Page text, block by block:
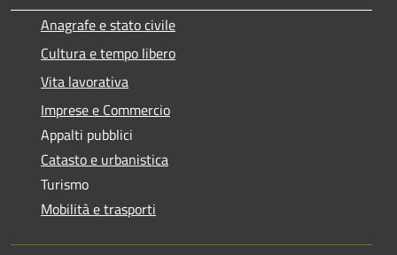
Anagrafe e stato civile
Cultura e tempo libero
Vita lavorativa
Imprese e Commercio
Appalti pubblici
Catasto e urbanistica
Turismo
Mobilità e trasporti